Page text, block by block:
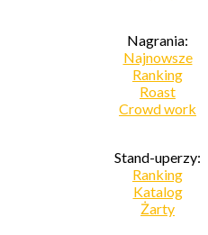
Nagrania:
Najnowsze
Ranking
Roast
Crowd work
Stand-uperzy:
Ranking
Katalog
Żarty